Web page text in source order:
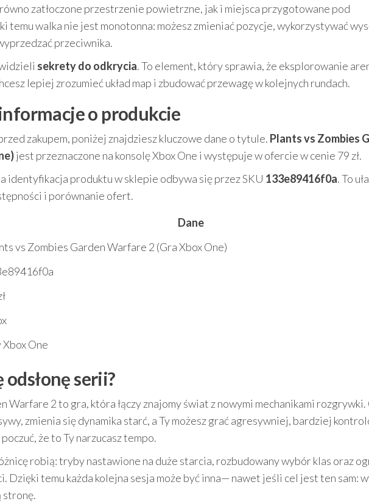
zatłoczone przestrzenie powietrzne, jak i miejsca przygotowane pod
temu walka nie jest monotonna: możesz zmieniać pozycje, wykorzystywać
przeciwnika.
sekrety do odkrycia. To element, który sprawia, że eksplorowanie
lepiej zrozumieć układ map i zbudować przewagę w kolejnych rundach.
o produkcie
zakupem, poniżej znajdziesz kluczowe dane o tytule. Plants vs Zombies
jest przeznaczone na konsolę Xbox One i występuje w ofercie w cenie 79 zł.
a identyfikacja produktu w sklepie odbywa się przez SKU 133e89416f0a. To
i porównanie ofert.
Dane
vs Zombies Garden Warfare 2 (Gra Xbox One)
Xbox One
serii?
Warfare 2 to gra, która łączy znajomy świat z nowymi mechanikami rozgrywki.
zmienia się dynamika starć, a Ty możesz grać agresywniej, bardziej
że to Ty narzucasz tempo.
robią: tryby nastawione na duże starcia, rozbudowany wybór klas oraz
Dzięki temu każda kolejna sesja może być inna— nawet jeśli cel jest ten sam:
stronę.